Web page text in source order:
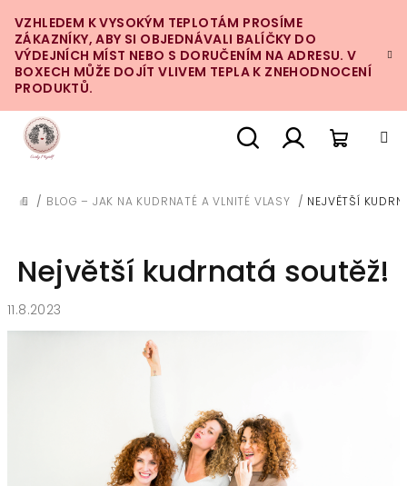
na
obsah
VZHLEDEM K VYSOKÝM TEPLOTÁM PROSÍME
ZÁKAZNÍKY, ABY SI OBJEDNÁVALI BALÍČKY DO
VÝDEJNÍCH MÍST NEBO S DORUČENÍM NA ADRESU. V
BOXECH MŮŽE DOJÍT VLIVEM TEPLA K ZNEHODNOCENÍ
PRODUKTŮ.
DOMŮ
/ BLOG – JAK NA KUDRNATÉ A VLNITÉ VLASY / NEJVĚTŠÍ
Největší kudrnatá soutěž!
11.8.2023